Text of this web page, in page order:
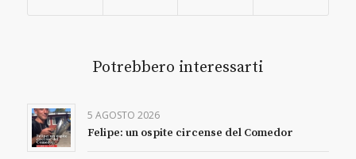
Potrebbero interessarti
5 AGOSTO 2026
Felipe: un ospite circense del Comedor